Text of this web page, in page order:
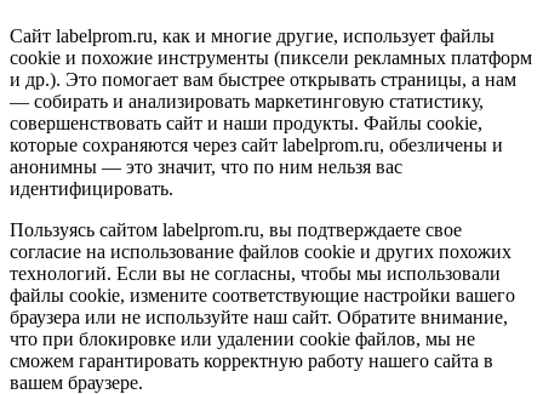
Сайт labelprom.ru, как и многие другие, использует файлы
cookie и похожие инструменты (пиксели рекламных платформ
и др.). Это помогает вам быстрее открывать страницы, а нам
— собирать и анализировать маркетинговую статистику,
совершенствовать сайт и наши продукты. Файлы сookie,
которые сохраняются через сайт labelprom.ru, обезличены и
анонимны — это значит, что по ним нельзя вас
идентифицировать.
Пользуясь сайтом labelprom.ru, вы подтверждаете свое
согласие на использование файлов cookie и других похожих
технологий. Если вы не согласны, чтобы мы использовали
файлы cookie, измените соответствующие настройки вашего
браузера или не используйте наш сайт. Обратите внимание,
что при блокировке или удалении cookie файлов, мы не
сможем гарантировать корректную работу нашего сайта в
вашем браузере.